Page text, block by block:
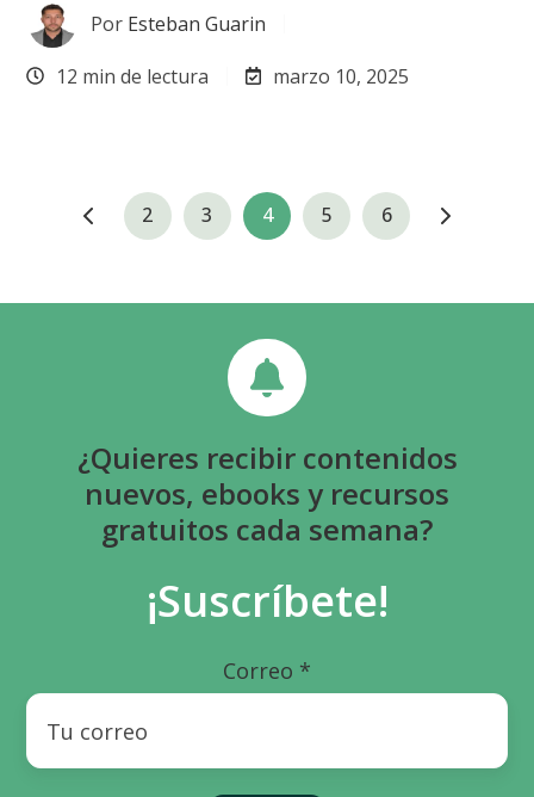
Por Esteban Guarin
12 min de lectura marzo 10, 2025
2 3 4 5 6
¿Quieres recibir contenidos
nuevos, ebooks y recursos
gratuitos cada semana?
¡Suscríbete!
Correo *